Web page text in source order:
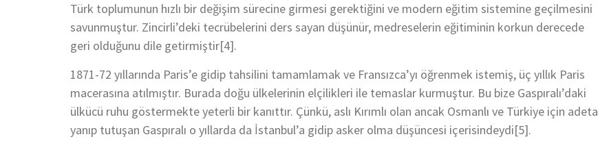
Türk toplumunun hızlı bir değişim sürecine girmesi gerektiğini ve modern eğitim sistemine geçilmesini
savunmuştur. Zincirli’deki tecrübelerini ders sayan düşünür, medreselerin eğitiminin korkun derecede
geri olduğunu dile getirmiştir[4].
1871-72 yıllarında Paris’e gidip tahsilini tamamlamak ve Fransızca’yı öğrenmek istemiş, üç yıllık Paris
macerasına atılmıştır. Burada doğu ülkelerinin elçilikleri ile temaslar kurmuştur. Bu bize Gaspıralı’daki
ülkücü ruhu göstermekte yeterli bir kanıttır. Çünkü, aslı Kırımlı olan ancak Osmanlı ve Türkiye için adeta
yanıp tutuşan Gaspıralı o yıllarda da İstanbul’a gidip asker olma düşüncesi içerisindeydi[5].